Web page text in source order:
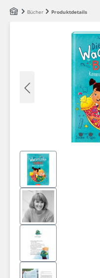
Zum Hauptinhalt springen
Bücher Produktdetails